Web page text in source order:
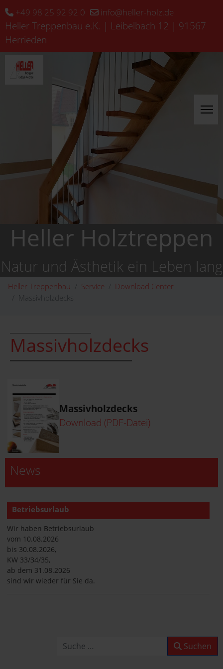
+49 98 25 92 92 0 info@heller-holz.de
Heller Treppenbau e.K. | Leibelbach 12 | 91567
Herrieden
Heller Holztreppen
Natur und Ästhetik ein Leben lang
Heller Treppenbau Service
Download Center
Massivholzdecks
Massivholzdecks
Massivholzdecks
Download (PDF-Datei)
News
Betriebsurlaub
Wir haben Betriebsurlaub
vom 10.08.2026
bis 30.08.2026,
KW 33/34/35,
ab dem 31.08.2026
sind wir wieder für Sie da.
Suchen Suchen